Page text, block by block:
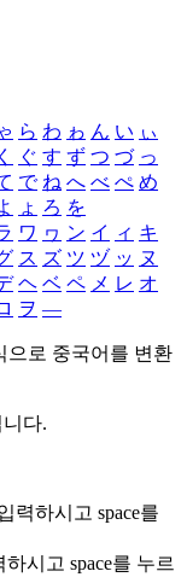
ら わ ゎ ん い ぃ
く ぐ す ず つ づ っ
で ね へ べ ぺ め
ょ ろ を
ワ ヮ ン イ ィ キ
ス ズ ツ ヅ ッ ヌ
ヘ ベ ペ メ レ オ
ヲ ―
으로 중국어를 변환
다.
력하시고 space를
하시고 space를 누르